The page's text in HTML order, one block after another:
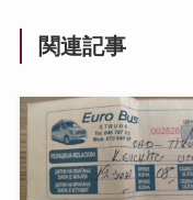
関連記事